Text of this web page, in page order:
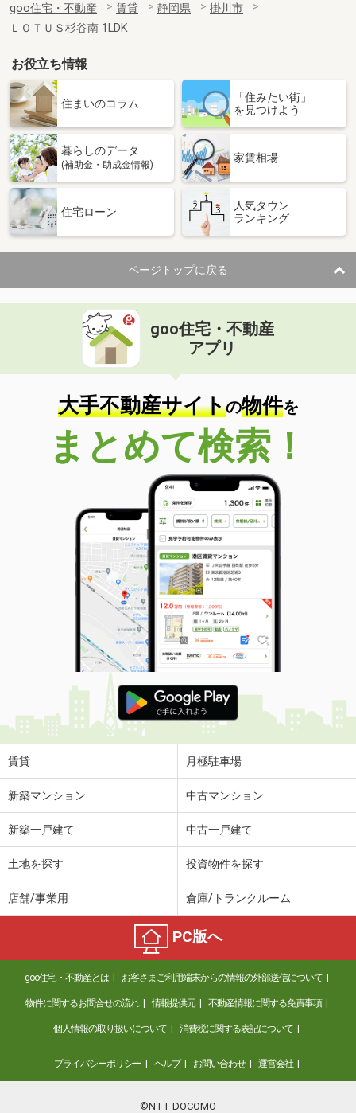
goo住宅・不動産 賃貸 静岡県
掛川市
ＬＯＴＵＳ杉谷南 1LDK
お役立ち情報
住まいのコラム
「住みたい街」
を見つけよう
暮らしのデータ
(補助金・助成金情報)
家賃相場
住宅ローン
人気タウン
ランキング
ページトップに戻る
goo住宅・不動産
アプリ
大手不動産サイトの物件を
まとめて検索！
賃貸 月極駐車場
新築マンション 中古マンション
新築一戸建て 中古一戸建て
土地を探す 投資物件を探す
店舗/事業用 倉庫/トランクルーム
PC版へ
goo住宅・不動産とは お客さまご利用端末からの情報の外部送信について
物件に関するお問合せの流れ 情報提供元 不動産情報に関する免責事項
個人情報の取り扱いについて 消費税に関する表記について
プライバシーポリシー ヘルプ お問い合わせ 運営会社
©NTT DOCOMO